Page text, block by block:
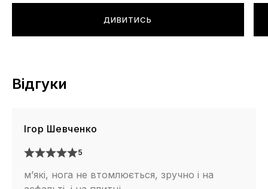
ДИВИТИСЬ
Відгуки
Ігор Шевченко
5
м’які, нога не втомлюється, зручно і на